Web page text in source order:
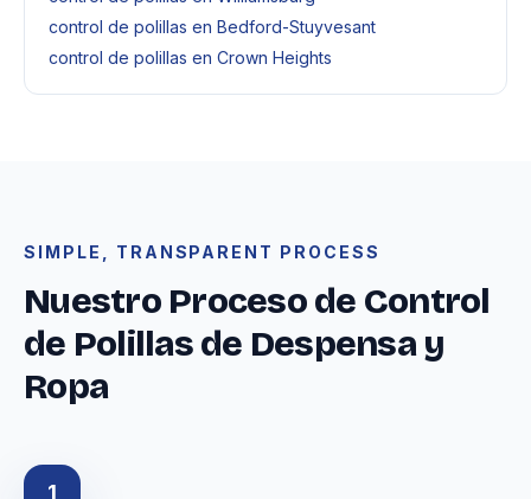
control de polillas en Bedford-Stuyvesant
control de polillas en Crown Heights
SIMPLE, TRANSPARENT PROCESS
Nuestro Proceso de Control
de Polillas de Despensa y
Ropa
1